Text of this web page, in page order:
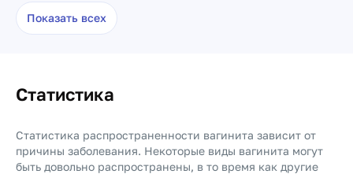
Показать всех
Статистика
Статистика распространенности вагинита зависит от
причины заболевания. Некоторые виды вагинита могут
быть довольно распространены, в то время как другие